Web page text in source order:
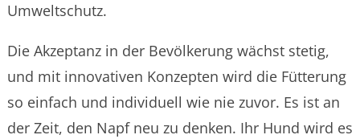
Umweltschutz.
Die Akzeptanz in der Bevölkerung wächst stetig,
und mit innovativen Konzepten wird die Fütterung
so einfach und individuell wie nie zuvor. Es ist an
der Zeit, den Napf neu zu denken. Ihr Hund wird es